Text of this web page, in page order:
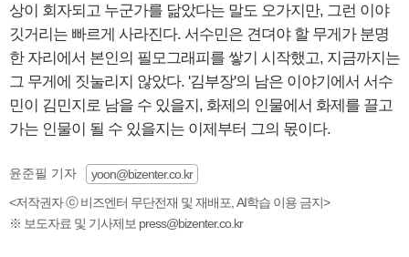
상이 회자되고 누군가를 닮았다는 말도 오가지만, 그런 이야
깃거리는 빠르게 사라진다. 서수민은 견뎌야 할 무게가 분명
한 자리에서 본인의 필모그래피를 쌓기 시작했고, 지금까지는
그 무게에 짓눌리지 않았다. '김부장'의 남은 이야기에서 서수
민이 김민지로 남을 수 있을지, 화제의 인물에서 화제를 끌고
가는 인물이 될 수 있을지는 이제부터 그의 몫이다.
윤준필 기자
yoon@bizenter.co.kr
<저작권자 ⓒ 비즈엔터 무단전재 및 재배포, AI학습 이용 금지>
※ 보도자료 및 기사제보 press@bizenter.co.kr